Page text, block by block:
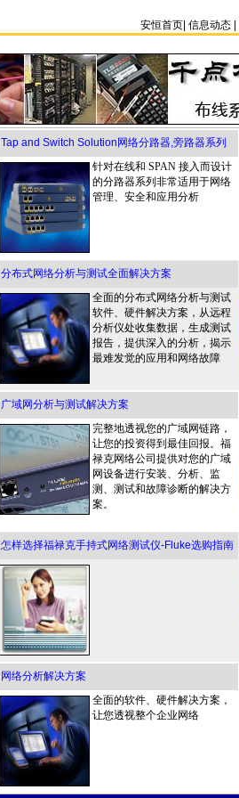
安恒首页 信息动态
Tap and Switch Solution网络分路器,旁路器系列
针对在线和 SPAN 接入而设计
的分路器系列非常适用于网络
管理、安全和应用分析
分布式网络分析与测试全面解决方案
全面的分布式网络分析与测试
软件、硬件解决方案，从远程
分析仪处收集数据，生成测试
报告，提供深入的分析，揭示
最难发觉的应用和网络故障
广域网分析与测试解决方案
完整地透视您的广域网链路，
让您的投资得到最佳回报。福
禄克网络公司提供对您的广域
网设备进行安装、分析、监
测、测试和故障诊断的解决方
案。
怎样选择福禄克手持式网络测试仪-Fluke选购指南
网络分析解决方案
全面的软件、硬件解决方案，
让您透视整个企业网络